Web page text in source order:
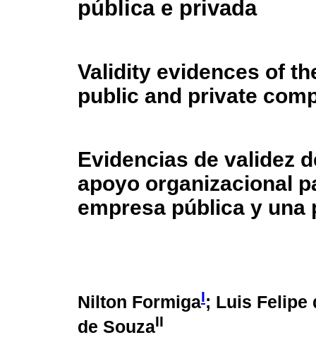
pública e privada
Validity evidences of
public and private
Evidencias de validez
apoyo organizacional
empresa pública y una
Nilton FormigaI; Luis Felipe
de SouzaII